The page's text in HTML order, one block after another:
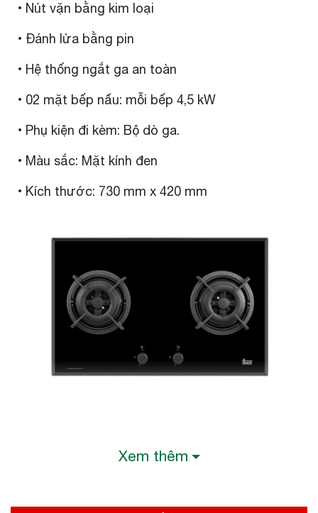
• Nút vặn bằng kim loại
• Đánh lửa bằng pin
• Hệ thống ngắt ga an toàn
• 02 mặt bếp nấu: mỗi bếp 4,5 kW
• Phụ kiện đi kèm: Bộ dò ga.
• Màu sắc: Mặt kính đen
• Kích thước: 730 mm x 420 mm
Xem thêm